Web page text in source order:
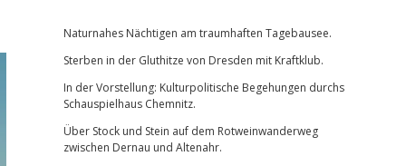
Naturnahes Nächtigen am traumhaften Tagebausee.
Sterben in der Gluthitze von Dresden mit Kraftklub.
In der Vorstellung: Kulturpolitische Begehungen durchs
Schauspielhaus Chemnitz.
Über Stock und Stein auf dem Rotweinwanderweg
zwischen Dernau und Altenahr.